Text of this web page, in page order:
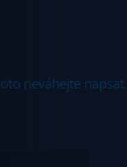
neváhejte napsat.